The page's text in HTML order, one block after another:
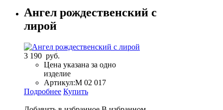
Ангел рождественский с
лирой
3 190 руб.
Цена указана за одно
изделие
Артикул:М 02 017
Подробнее Купить